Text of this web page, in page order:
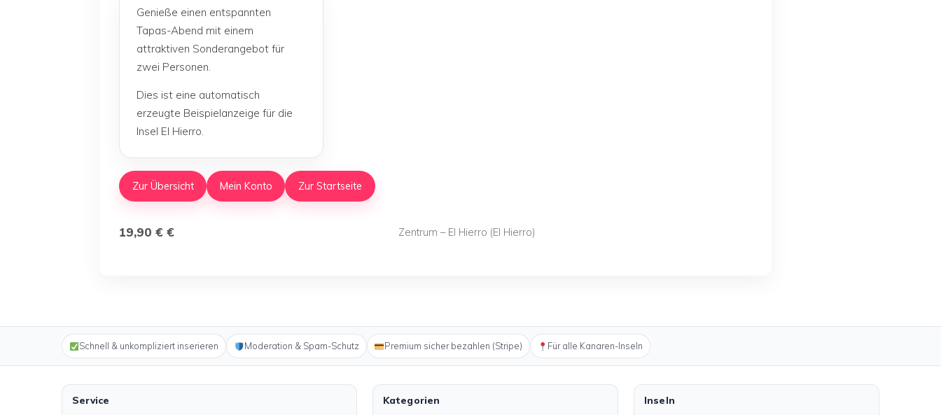
Genieße einen entspannten
Tapas-Abend mit einem
attraktiven Sonderangebot für
zwei Personen.
Dies ist eine automatisch
erzeugte Beispielanzeige für die
Insel El Hierro.
Zur Übersicht Mein Konto Zur Startseite
19,90 € € Zentrum – El Hierro (El Hierro)
Schnell & unkompliziert inserieren Moderation & Spam-Schutz Premium sicher bezahlen (Stripe) Für alle Kanaren-Inseln
Service Kategorien Inseln